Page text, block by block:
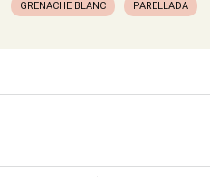
GRENACHE BLANC PARELLADA